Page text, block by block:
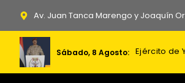
contenido
Av. Juan Tanca Marengo y Joaquín
Sábado, 8 Agosto:
Sábado, 8 Agosto: Danie
Milei